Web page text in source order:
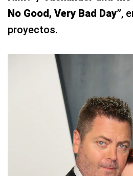
No Good, Very Bad Day”,
proyectos.